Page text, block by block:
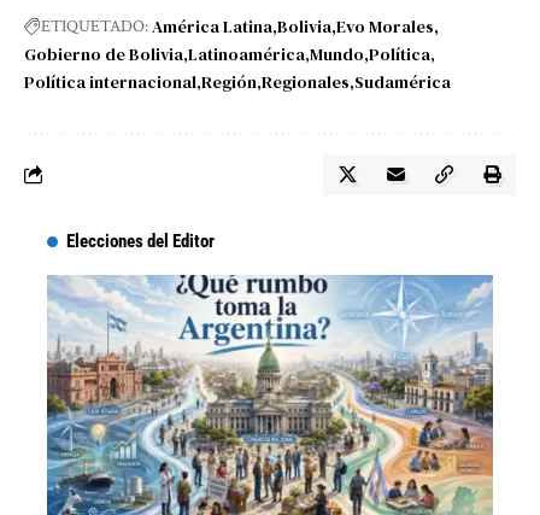
ETIQUETADO:América Latina Bolivia Evo Morales
Gobierno de Bolivia Latinoamérica Mundo Política
Política internacional Región Regionales Sudamérica
Elecciones del Editor